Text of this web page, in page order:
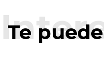
Te puede